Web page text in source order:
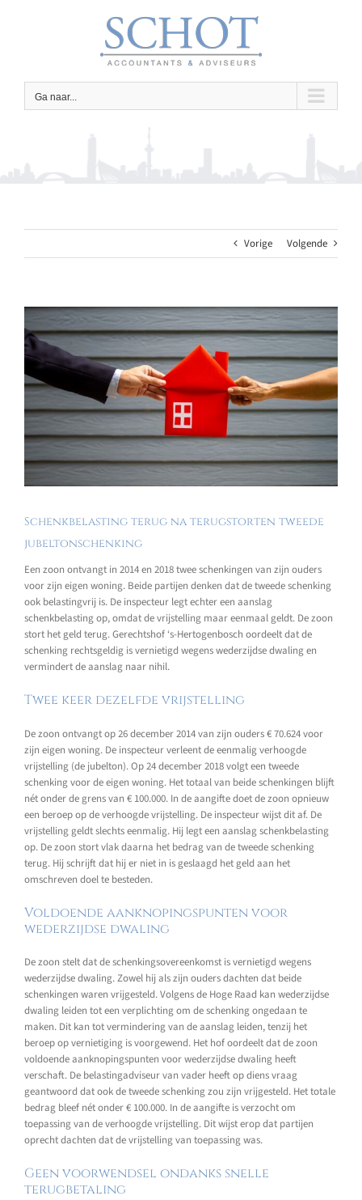
Ga naar...
Vorige Volgende
Bekijk
grotere
afbeelding
Schenkbelasting terug na terugstorten tweede
jubeltonschenking
Een zoon ontvangt in 2014 en 2018 twee schenkingen van zijn ouders
voor zijn eigen woning. Beide partijen denken dat de tweede schenking
ook belastingvrij is. De inspecteur legt echter een aanslag
schenkbelasting op, omdat de vrijstelling maar eenmaal geldt. De zoon
stort het geld terug. Gerechtshof ‘s-Hertogenbosch oordeelt dat de
schenking rechtsgeldig is vernietigd wegens wederzijdse dwaling en
vermindert de aanslag naar nihil.
Twee keer dezelfde vrijstelling
De zoon ontvangt op 26 december 2014 van zijn ouders € 70.624 voor
zijn eigen woning. De inspecteur verleent de eenmalig verhoogde
vrijstelling (de jubelton). Op 24 december 2018 volgt een tweede
schenking voor de eigen woning. Het totaal van beide schenkingen blijft
nét onder de grens van € 100.000. In de aangifte doet de zoon opnieuw
een beroep op de verhoogde vrijstelling. De inspecteur wijst dit af. De
vrijstelling geldt slechts eenmalig. Hij legt een aanslag schenkbelasting
op. De zoon stort vlak daarna het bedrag van de tweede schenking
terug. Hij schrijft dat hij er niet in is geslaagd het geld aan het
omschreven doel te besteden.
Voldoende aanknopingspunten voor
wederzijdse dwaling
De zoon stelt dat de schenkingsovereenkomst is vernietigd wegens
wederzijdse dwaling. Zowel hij als zijn ouders dachten dat beide
schenkingen waren vrijgesteld. Volgens de Hoge Raad kan wederzijdse
dwaling leiden tot een verplichting om de schenking ongedaan te
maken. Dit kan tot vermindering van de aanslag leiden, tenzij het
beroep op vernietiging is voorgewend. Het hof oordeelt dat de zoon
voldoende aanknopingspunten voor wederzijdse dwaling heeft
verschaft. De belastingadviseur van vader heeft op diens vraag
geantwoord dat ook de tweede schenking zou zijn vrijgesteld. Het totale
bedrag bleef nét onder € 100.000. In de aangifte is verzocht om
toepassing van de verhoogde vrijstelling. Dit wijst erop dat partijen
oprecht dachten dat de vrijstelling van toepassing was.
Geen voorwendsel ondanks snelle
terugbetaling